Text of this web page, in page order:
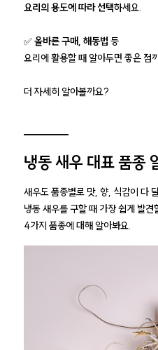
요리의 용도에 따라 선택하세요.
✅올바른 구매, 해동법 등
요리에 활용할 때 알아두면 좋은 점
더 자세히 알아볼까요?
냉동 새우 대표 품종
새우도 품종별로 맛, 향, 식감이 다
냉동 새우를 구할 때 가장 쉽게 발견
4가지 품종에 대해 알아봐요.